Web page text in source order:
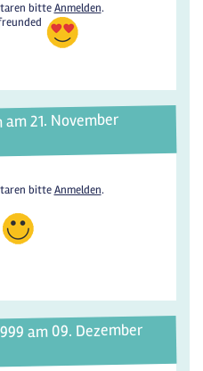
bitteAnmelden.
21. November
bitteAnmelden.
am 09. Dezember